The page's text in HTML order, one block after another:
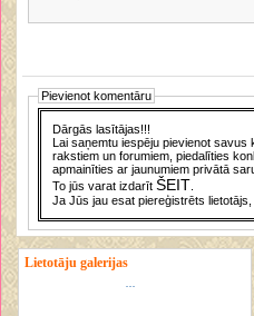
Pievienot komentāru
Dārgās lasītājas!!!
Lai saņemtu iespēju pievienot
rakstiem un forumiem, piedalīties
apmainīties ar jaunumiem privātā
To jūs varat izdarītŠEIT
Ja Jūs jau esat piereģistrēts
Lietotāju galerijas